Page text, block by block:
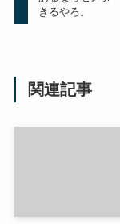
きるやろ。
関連記事